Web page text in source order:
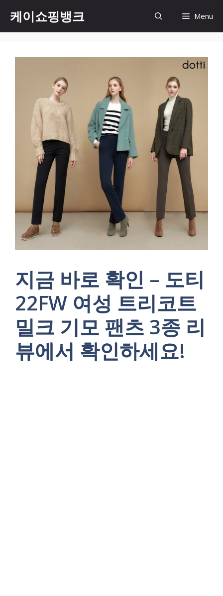
content
케이쇼핑뱅크 Menu
지금 바로 확인 – 도티
22FW 여성 트리코트
밀크 기모 팬츠 3종 리
뷰에서 확인하세요!